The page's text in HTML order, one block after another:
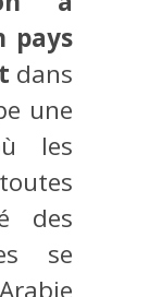
pays
dans
une
les
des
se